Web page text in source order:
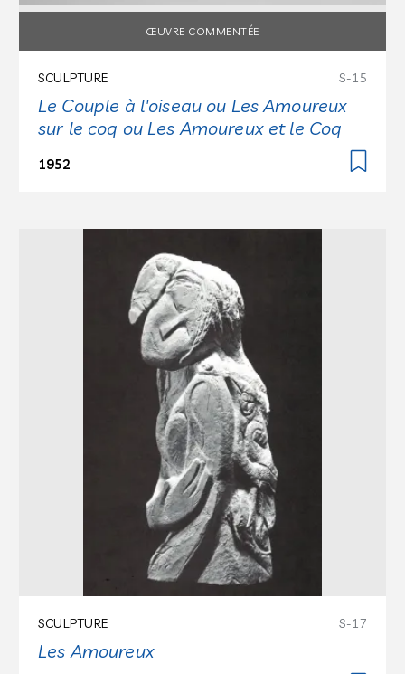
ŒUVRE COMMENTÉE
SCULPTURE S-15
Le Couple à l'oiseau ou Les Amoureux
sur le coq ou Les Amoureux et le Coq
1952
SCULPTURE S-17
Les Amoureux